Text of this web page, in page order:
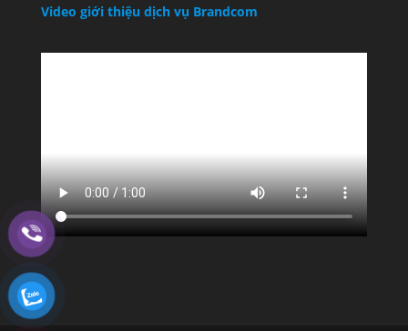
Video giới thiệu dịch vụ Brandcom